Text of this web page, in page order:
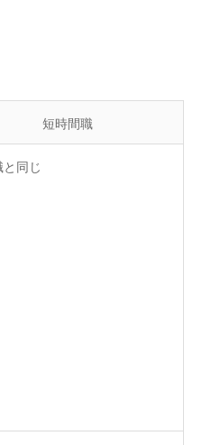
短時間職
と同じ